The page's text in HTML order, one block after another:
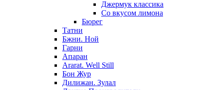
Джермук классика
Со вкусом лимона
Бюрег
Татни
Бжни. Ной
Гарни
Апаран
Ararat. Well Still
Бон Жур
Дилижан. Зулал